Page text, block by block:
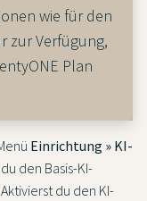
wie für den
zur Verfügung,
Plan
Einrichtung » KI-
den Basis-KI-
du den KI-